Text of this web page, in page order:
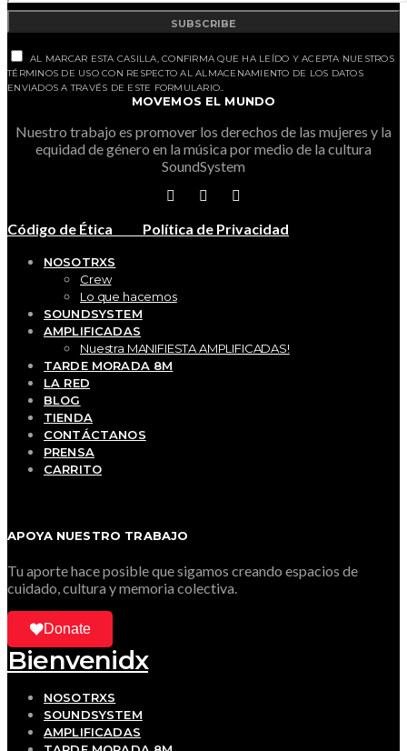
SUBSCRIBE
AL MARCAR ESTA CASILLA, CONFIRMA QUE HA LEÍDO Y ACEPTA NUESTROS
TÉRMINOS DE USO CON RESPECTO AL ALMACENAMIENTO DE LOS DATOS
ENVIADOS A TRAVÉS DE ESTE FORMULARIO..
MOVEMOS EL MUNDO
Nuestro trabajo es promover los derechos de las mujeres y la
equidad de género en la música por medio de la cultura
SoundSystem
Código de Ética Política de Privacidad
NOSOTRXS
Crew
Lo que hacemos
SOUNDSYSTEM
AMPLIFICADAS
Nuestra MANIFIESTA AMPLIFICADAS!
TARDE MORADA 8M
LA RED
BLOG
TIENDA
CONTÁCTANOS
PRENSA
CARRITO
APOYA NUESTRO TRABAJO
Tu aporte hace posible que sigamos creando espacios de
cuidado, cultura y memoria colectiva.
Donate
Bienvenidx
NOSOTRXS
SOUNDSYSTEM
AMPLIFICADAS